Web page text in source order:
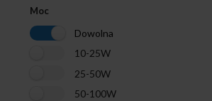
Moc
Dowolna
10-25W
25-50W
50-100W